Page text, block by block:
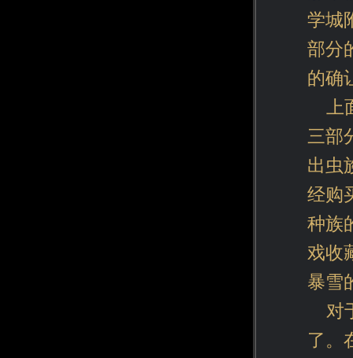
学城
部分
的确
三部
出虫
经购
种族
戏收
暴雪
对
了。